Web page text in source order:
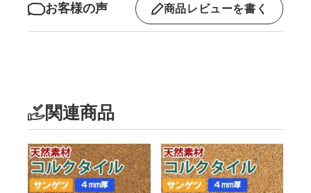
お客様の声 商品レビューを書く
関連商品